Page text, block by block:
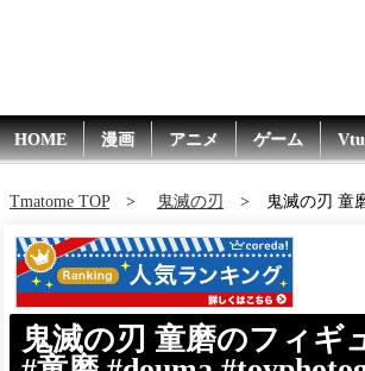
HOME 漫画 アニメ ゲーム
Tmatome TOP 鬼滅の刃 鬼滅の刃 童
鬼滅の刃 童磨のフィギ